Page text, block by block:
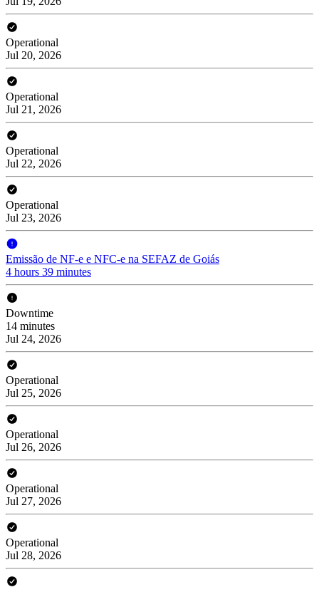
Operational
Jul 20, 2026
Operational
Jul 21, 2026
Operational
Jul 22, 2026
Operational
Jul 23, 2026
Emissão de NF-e e NFC-e na SEFAZ de Goiás
4 hours 39 minutes
Downtime
14 minutes
Jul 24, 2026
Operational
Jul 25, 2026
Operational
Jul 26, 2026
Operational
Jul 27, 2026
Operational
Jul 28, 2026